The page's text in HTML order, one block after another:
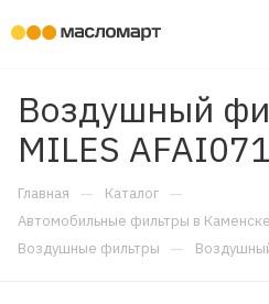
Воздушный
MILES AFAI071
Главная — Каталог —
Автомобильные фильтры в
Воздушные фильтры —